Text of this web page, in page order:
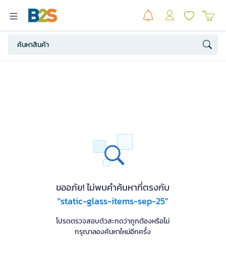
ขออภัย! ไม่พบคำค้นหาที่ตรงกับ
"static-glass-items-sep-25"
โปรดตรวจสอบตัวสะกดว่าถูกต้องหรือไม่
กรุณาลองค้นหาใหม่อีกครั้ง